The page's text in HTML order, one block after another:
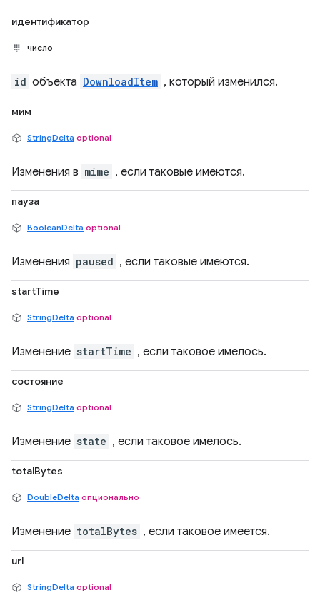
идентификатор
число
id объекта DownloadItem , который изменился.
мим
StringDelta optional
Изменения в mime , если таковые имеются.
пауза
BooleanDelta optional
Изменения paused , если таковые имеются.
startTime
StringDelta optional
Изменение startTime , если таковое имелось.
состояние
StringDelta optional
Изменение state , если таковое имелось.
totalBytes
DoubleDelta опционально
Изменение totalBytes , если таковое имеется.
url
StringDelta optional